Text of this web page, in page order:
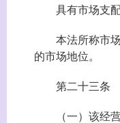
具有市场支配
本法所称市场
的市场地位。
第二十三条 认
（一）该经营